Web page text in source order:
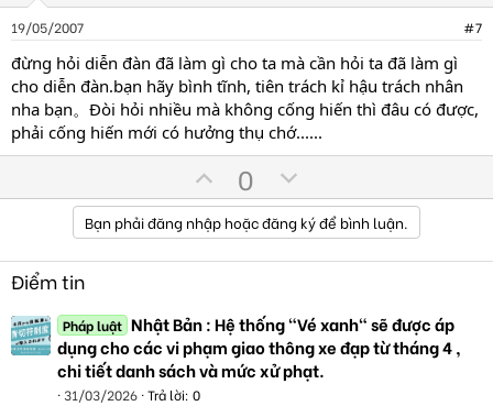
e o
t
e
19/05/2007 #7
đừng hỏi diễn đàn đã làm gì cho ta mà cần hỏi ta đã làm gì
cho diễn đàn.bạn hãy bình tĩnh, tiên trách kỉ hậu trách nhân
nha bạn。Đòi hỏi nhiều mà không cống hiến thì đâu có được,
phải cống hiến mới có hưởng thụ chớ......
p
v
o
0
o
w
n
o
t
e
Bạn phải đăng nhập hoặc đăng ký để bình luận.
Điểm tin
Pháp luật Nhật Bản : Hệ thống "Vé xanh" sẽ được áp
dụng cho các vi phạm giao thông xe đạp từ tháng 4 ,
chi tiết danh sách và mức xử phạt.
31/03/2026 Trả lời: 0